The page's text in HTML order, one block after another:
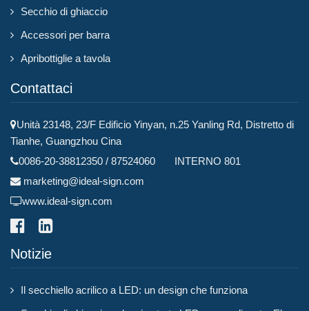
Secchio di ghiaccio
Accessori per barra
Apribottiglie a tavola
Contattaci
Unità 23148, 23/F Edificio Yinyan, n.25 Yanling Rd, Distretto di
Tianhe, Guangzhou Cina
0086-20-38812350 / 87524060 INTERNO 801
marketing@ideal-sign.com
www.ideal-sign.com
Notizie
Il secchiello acrilico a LED: un design che funziona